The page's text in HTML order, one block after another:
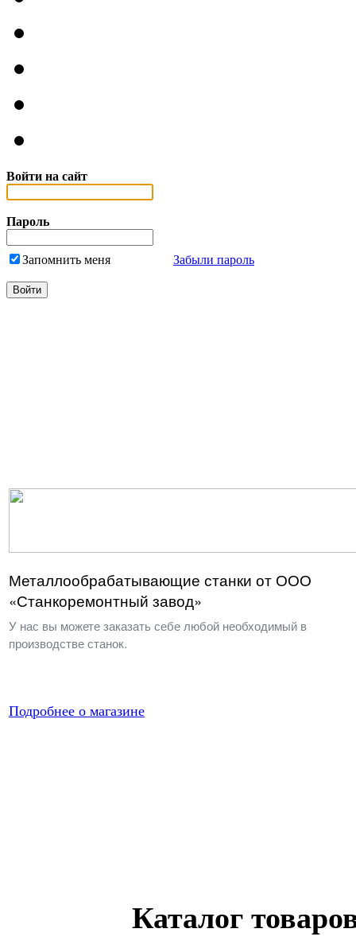
Войти на сайт
Пароль
Запомнить меня Забыли пароль
Металлообрабатывающие станки от ООО
«Станкоремонтный завод»
У нас вы можете заказать себе любой необходимый в
производстве станок.
Подробнее о магазине
Каталог